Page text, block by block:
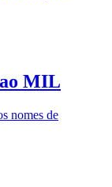
MIL
nomes de